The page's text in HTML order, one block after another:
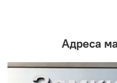
Адреса